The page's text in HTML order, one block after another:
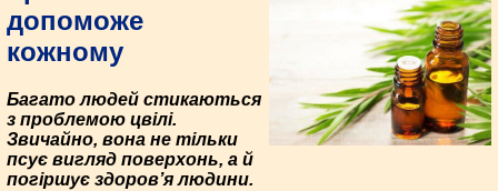
допоможе
кожному
Багато людей стикаються
з проблемою цвілі.
Звичайно, вона не тільки
псує вигляд поверхонь, а й
погіршує здоров’я людини.